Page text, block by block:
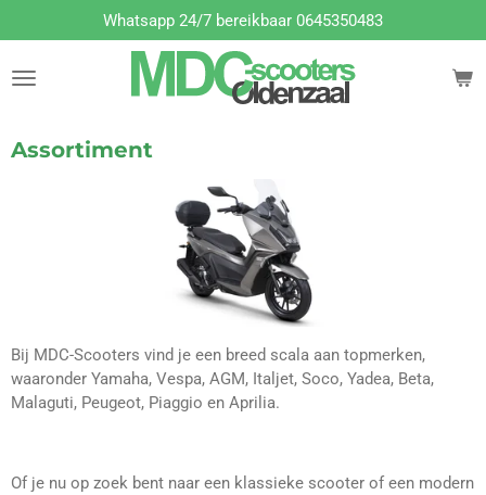
direct
naar
Whatsapp 24/7 bereikbaar 0645350483
Assortiment
Bij MDC-Scooters vind je een breed scala aan topmerken,
waaronder Yamaha, Vespa, AGM, Italjet, Soco, Yadea, Beta,
Malaguti, Peugeot, Piaggio en Aprilia.
Of je nu op zoek bent naar een klassieke scooter of een modern